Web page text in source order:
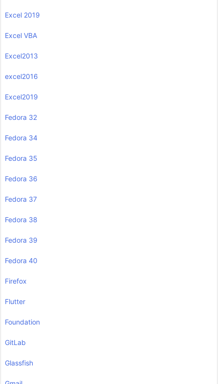
Excel 2019
Excel VBA
Excel2013
excel2016
Excel2019
Fedora 32
Fedora 34
Fedora 35
Fedora 36
Fedora 37
Fedora 38
Fedora 39
Fedora 40
Firefox
Flutter
Foundation
GitLab
Glassfish